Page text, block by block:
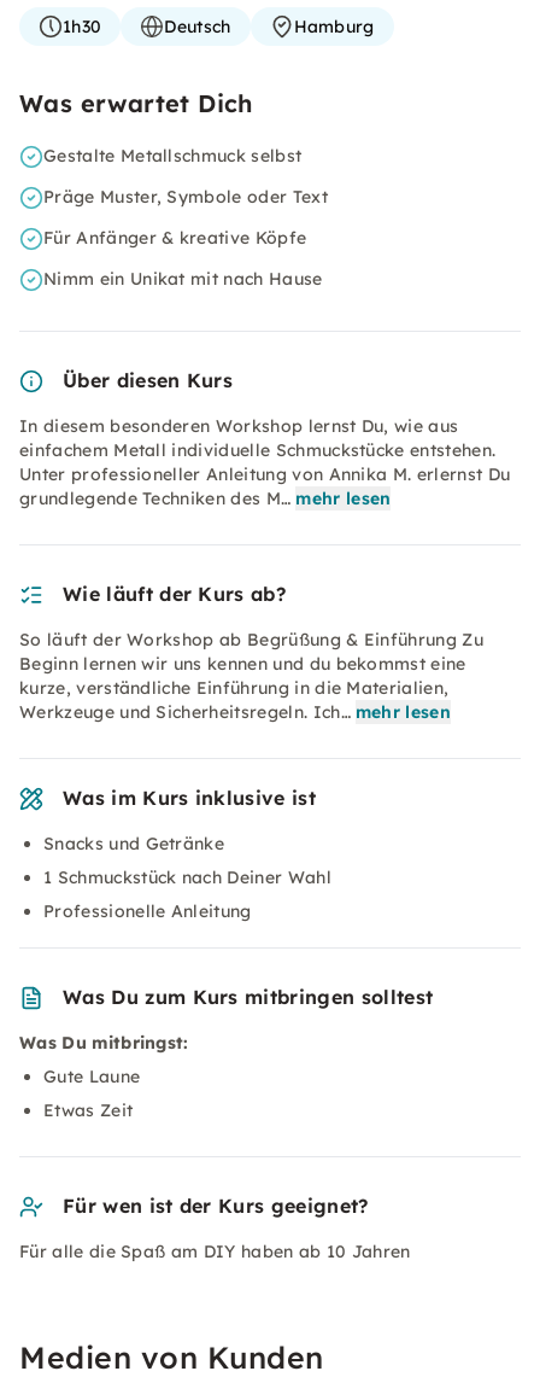
1h30 Deutsch Hamburg
Was erwartet Dich
Gestalte Metallschmuck selbst
Präge Muster, Symbole oder Text
Für Anfänger & kreative Köpfe
Nimm ein Unikat mit nach Hause
Über diesen Kurs
In diesem besonderen Workshop lernst Du, wie aus
einfachem Metall individuelle Schmuckstücke entstehen.
Unter professioneller Anleitung von Annika M. erlernst Du
grundlegende Techniken des M… mehr lesen
Wie läuft der Kurs ab?
So läuft der Workshop ab Begrüßung & Einführung Zu
Beginn lernen wir uns kennen und du bekommst eine
kurze, verständliche Einführung in die Materialien,
Werkzeuge und Sicherheitsregeln. Ich… mehr lesen
Was im Kurs inklusive ist
Snacks und Getränke
1 Schmuckstück nach Deiner Wahl
Professionelle Anleitung
Was Du zum Kurs mitbringen solltest
Was Du mitbringst:
Gute Laune
Etwas Zeit
Für wen ist der Kurs geeignet?
Für alle die Spaß am DIY haben ab 10 Jahren
Medien von Kunden